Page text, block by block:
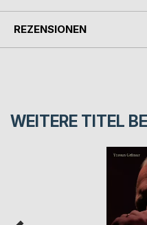
REZENSIONEN
WEITERE TITEL BEI